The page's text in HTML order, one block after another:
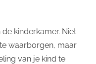
kinderkamer. Niet
waarborgen, maar
van je kind te